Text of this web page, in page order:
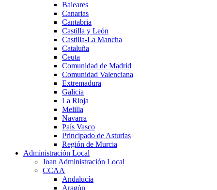
Baleares
Canarias
Cantabria
Castilla y León
Castilla-La Mancha
Cataluña
Ceuta
Comunidad de Madrid
Comunidad Valenciana
Extremadura
Galicia
La Rioja
Melilla
Navarra
País Vasco
Principado de Asturias
Región de Murcia
Administración Local
Joan Administración Local
CCAA
Andalucía
Aragón